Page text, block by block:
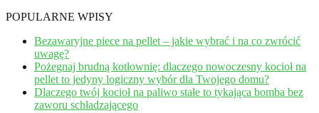
POPULARNE WPISY
Bezawaryjne piece na pellet – jakie wybrać i na co zwrócić
uwagę?
Pożegnaj brudną kotłownię: dlaczego nowoczesny kocioł na
pellet to jedyny logiczny wybór dla Twojego domu?
Dlaczego twój kocioł na paliwo stałe to tykająca bomba bez
zaworu schładzającego